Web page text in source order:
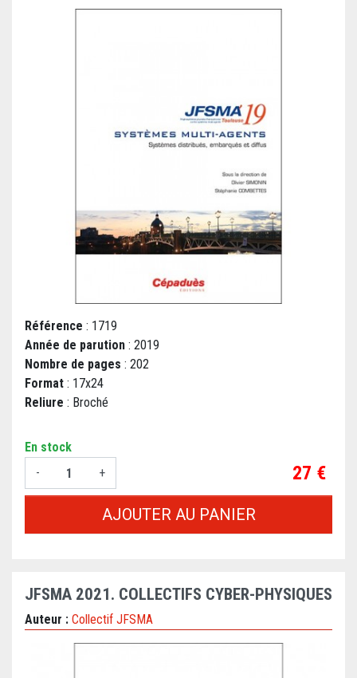
Référence : 1719
Année de parution : 2019
Nombre de pages : 202
Format : 17x24
Reliure : Broché
En stock
-
+ Prix
27 €
AJOUTER AU PANIER
JFSMA 2021. COLLECTIFS CYBER-PHYSIQUES
Auteur : Collectif JFSMA